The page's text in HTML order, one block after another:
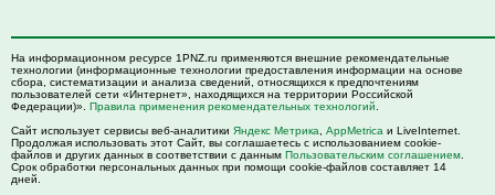
На информационном ресурсе 1PNZ.ru применяются внешние рекомендательные
технологии (информационные технологии предоставления информации на основе
сбора, систематизации и анализа сведений, относящихся к предпочтениям
пользователей сети «Интернет», находящихся на территории Российской
Федерации)». Правила применения рекомендательных технологий
Сайт использует сервисы веб-аналитики Яндекс Метрика AppMetrica и LiveInternet.
Продолжая использовать этот Сайт, вы соглашаетесь с использованием cookie-
файлов и других данных в соответствии с данным Пользовательским соглашением
Срок обработки персональных данных при помощи cookie-файлов составляет 14
дней.